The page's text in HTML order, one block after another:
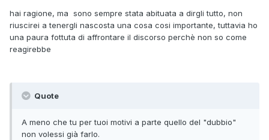
hai ragione, ma sono sempre stata abituata a dirgli tutto, non
riuscirei a tenergli nascosta una cosa cosi importante, tuttavia ho
una paura fottuta di affrontare il discorso perchè non so come
reagirebbe
Quote
A meno che tu per tuoi motivi a parte quello del "dubbio"
non volessi già farlo.